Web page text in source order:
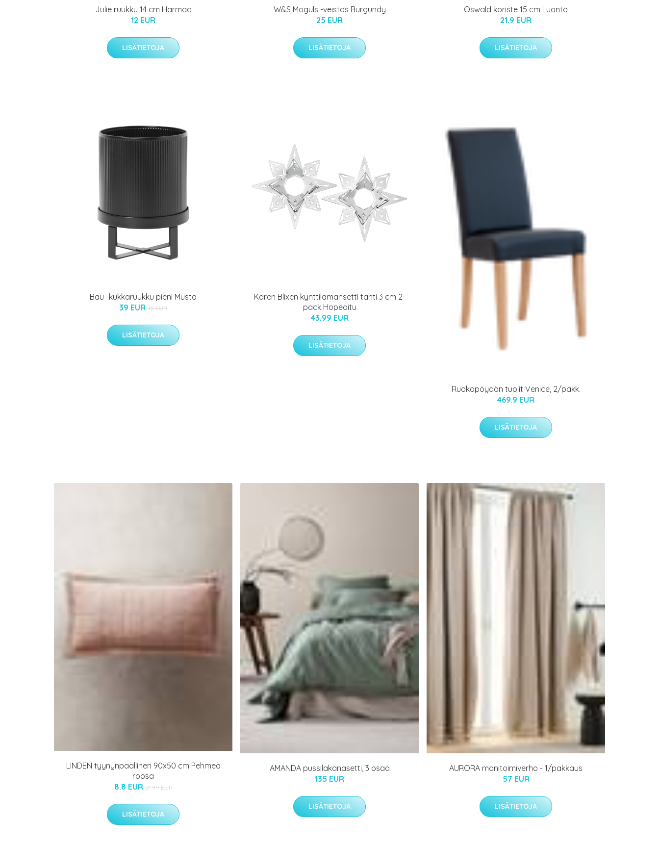
Julie ruukku 14 cm Harmaa
12 EUR
LISÄTIETOJA
W&S Moguls -veistos Burgundy
25 EUR
LISÄTIETOJA
Oswald koriste 15 cm Luonto
21.9 EUR
LISÄTIETOJA
Bau -kukkaruukku pieni Musta
39 EUR 45 EUR
LISÄTIETOJA
Karen Blixen kynttilämansetti tähti 3 cm 2-
pack Hopeoitu
43.99 EUR
LISÄTIETOJA
Ruokapöydän tuolit Venice, 2/pakk.
469.9 EUR
LISÄTIETOJA
LINDEN tyynynpäällinen 90x50 cm Pehmeä
roosa
8.8 EUR 21.99 EUR
LISÄTIETOJA
AMANDA pussilakanasetti, 3 osaa
135 EUR
LISÄTIETOJA
AURORA monitoimiverho - 1/pakkaus
57 EUR
LISÄTIETOJA